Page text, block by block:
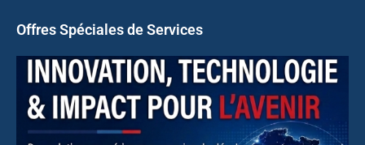
Offres Spéciales de Services